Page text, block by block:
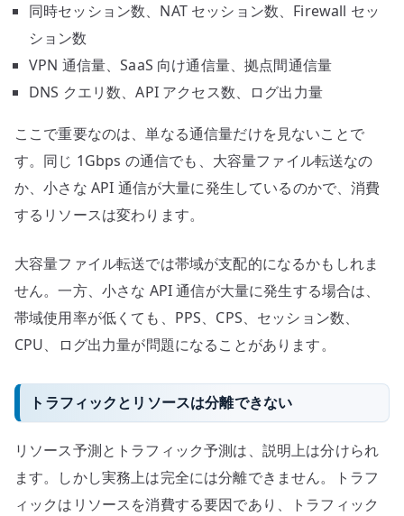
同時セッション数、NAT セッション数、Firewall セッ
ション数
VPN 通信量、SaaS 向け通信量、拠点間通信量
DNS クエリ数、API アクセス数、ログ出力量
ここで重要なのは、単なる通信量だけを見ないことで
す。同じ 1Gbps の通信でも、大容量ファイル転送なの
か、小さな API 通信が大量に発生しているのかで、消費
するリソースは変わります。
大容量ファイル転送では帯域が支配的になるかもしれま
せん。一方、小さな API 通信が大量に発生する場合は、
帯域使用率が低くても、PPS、CPS、セッション数、
CPU、ログ出力量が問題になることがあります。
トラフィックとリソースは分離できない
リソース予測とトラフィック予測は、説明上は分けられ
ます。しかし実務上は完全には分離できません。トラフ
ィックはリソースを消費する要因であり、トラフィック